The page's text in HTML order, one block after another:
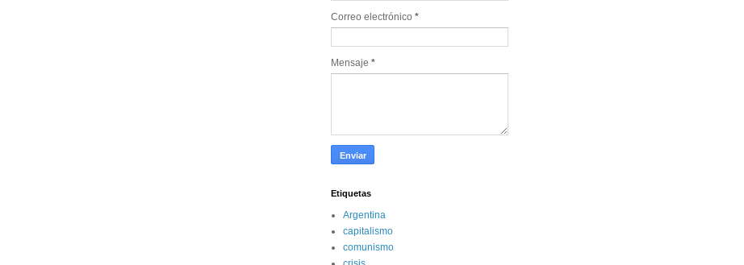
Correo electrónico *
Mensaje *
Etiquetas
Argentina
capitalismo
comunismo